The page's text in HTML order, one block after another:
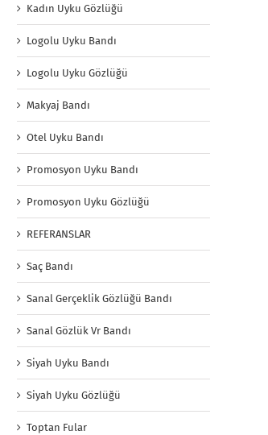
Kadın Uyku Gözlüğü
Logolu Uyku Bandı
Logolu Uyku Gözlüğü
Makyaj Bandı
Otel Uyku Bandı
Promosyon Uyku Bandı
Promosyon Uyku Gözlüğü
REFERANSLAR
Saç Bandı
Sanal Gerçeklik Gözlüğü Bandı
Sanal Gözlük Vr Bandı
Siyah Uyku Bandı
Siyah Uyku Gözlüğü
Toptan Fular